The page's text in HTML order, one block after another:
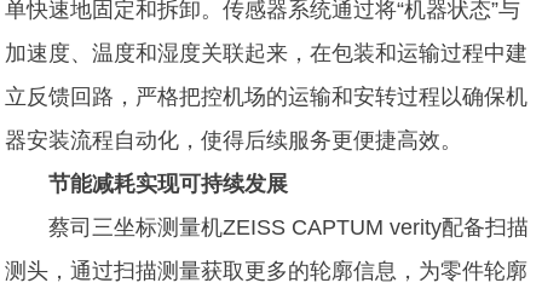
单快速地固定和拆卸。传感器系统通过将“机器状态”与
加速度、温度和湿度关联起来，在包装和运输过程中建
立反馈回路，严格把控机场的运输和安转过程以确保机
器安装流程自动化，使得后续服务更便捷高效。
节能减耗实现可持续发展
蔡司三坐标测量机ZEISS CAPTUM verity配备扫描
测头，通过扫描测量获取更多的轮廓信息，为零件轮廓